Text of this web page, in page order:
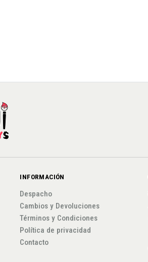
INFORMACIÓN
Despacho
Cambios y Devoluciones
Términos y Condiciones
Política de privacidad
Contacto